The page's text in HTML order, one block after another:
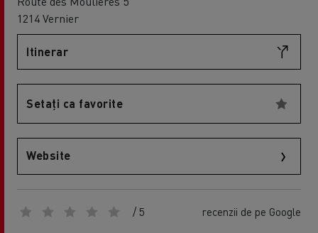
1214 Vernier
Itinerar
Setați ca favorite
Website
/ 5 recenzii de pe Google